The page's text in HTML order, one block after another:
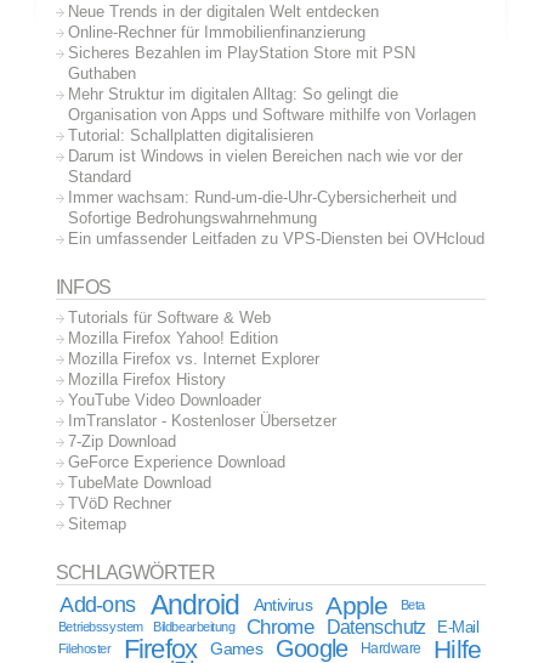
Neue Trends in der digitalen Welt entdecken
Online-Rechner für Immobilienfinanzierung
Sicheres Bezahlen im PlayStation Store mit PSN
Guthaben
Mehr Struktur im digitalen Alltag: So gelingt die
Organisation von Apps und Software mithilfe von Vorlagen
Tutorial: Schallplatten digitalisieren
Darum ist Windows in vielen Bereichen nach wie vor der
Standard
Immer wachsam: Rund-um-die-Uhr-Cybersicherheit und
Sofortige Bedrohungswahrnehmung
Ein umfassender Leitfaden zu VPS-Diensten bei OVHcloud
INFOS
Tutorials für Software & Web
Mozilla Firefox Yahoo! Edition
Mozilla Firefox vs. Internet Explorer
Mozilla Firefox History
YouTube Video Downloader
ImTranslator - Kostenloser Übersetzer
7-Zip Download
GeForce Experience Download
TubeMate Download
TVöD Rechner
Sitemap
SCHLAGWÖRTER
Add-ons Android Antivirus Apple
Beta
Betriebssystem
Bildbearbeitung Chrome Datenschutz E-Mail
Filehoster Firefox Games Google Hardware Hilfe